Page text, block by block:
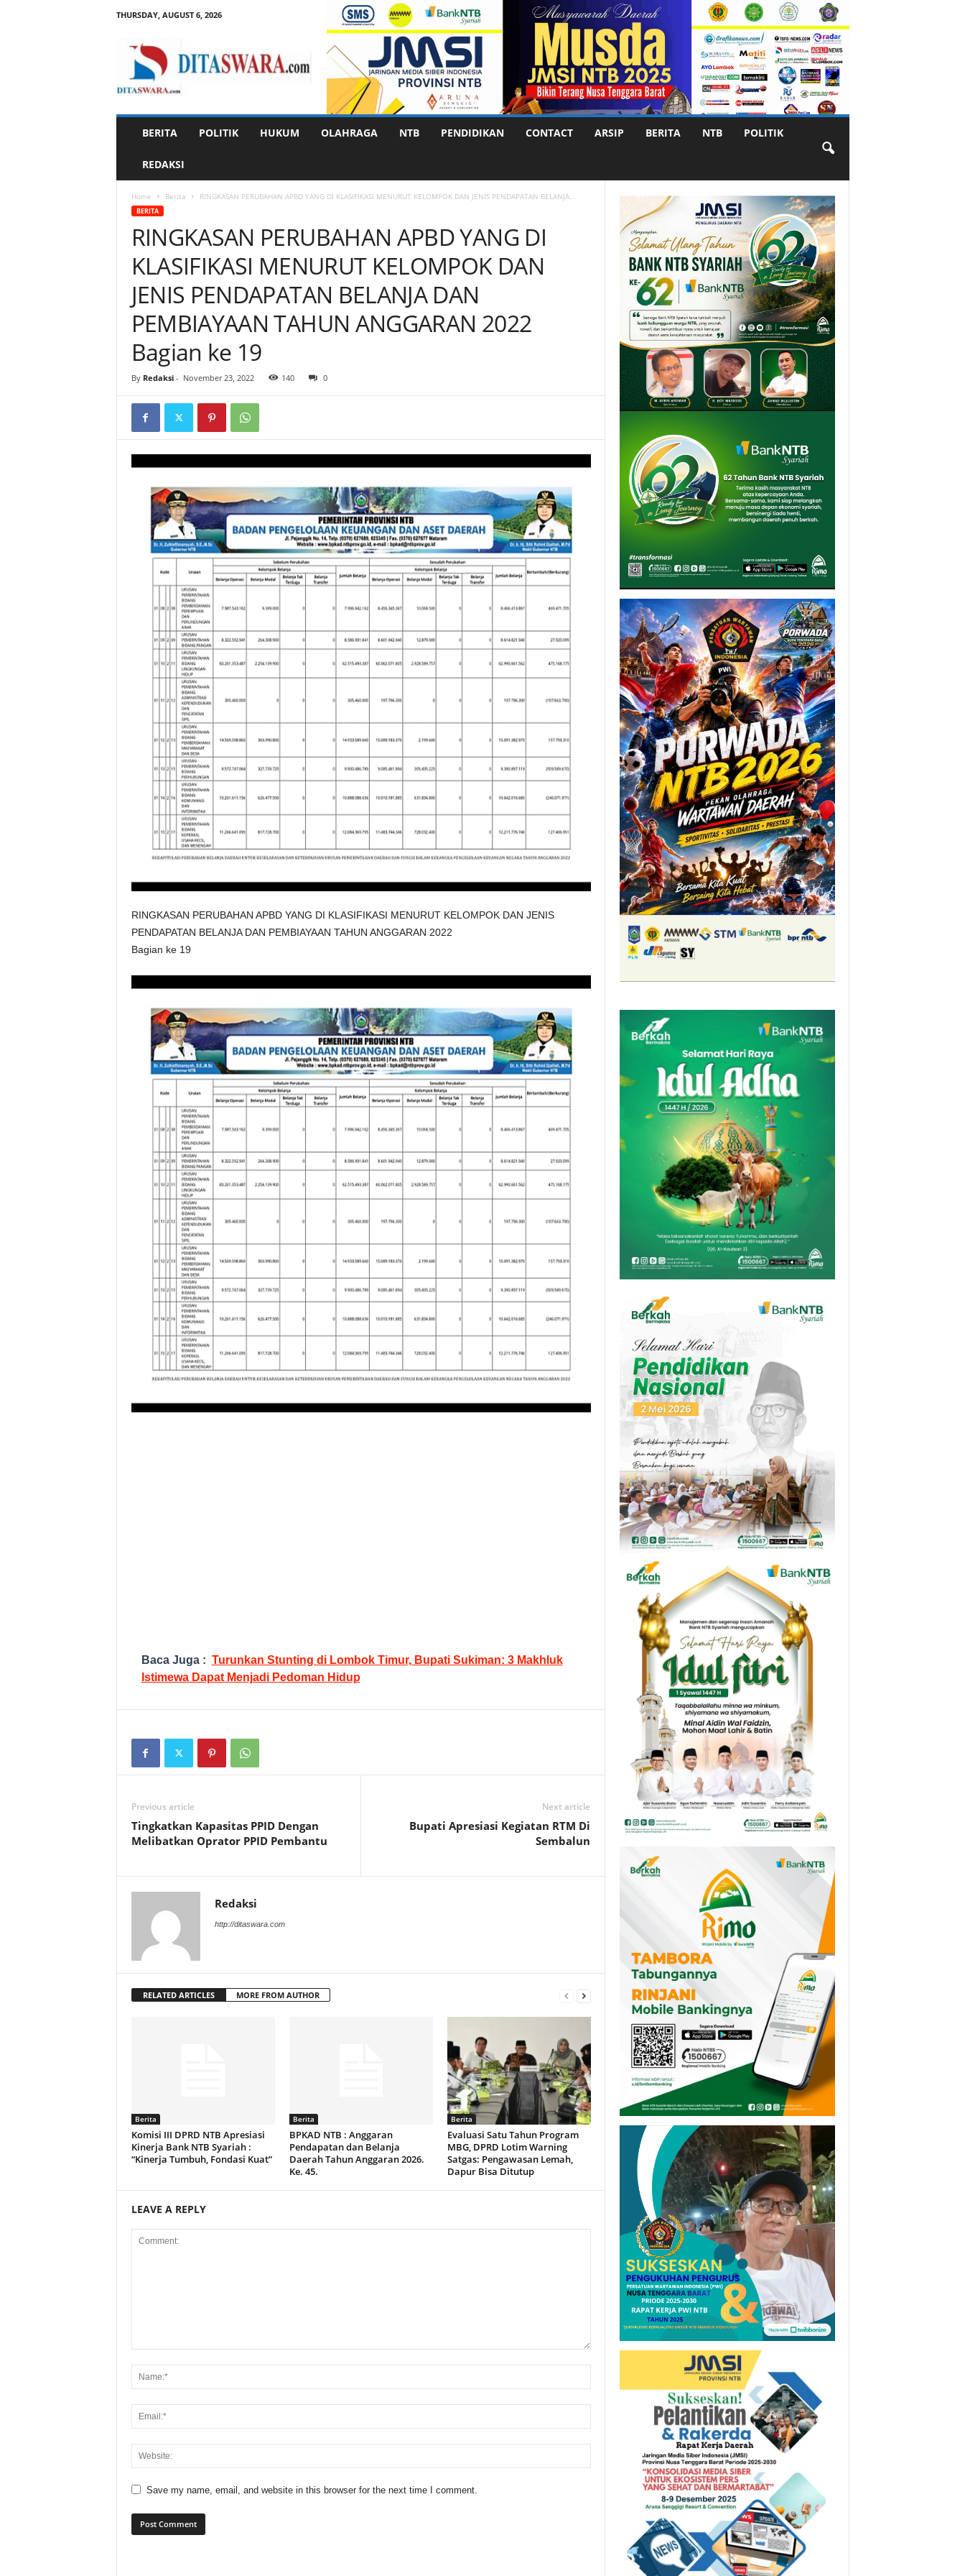
THURSDAY, AUGUST 6, 2026
s
BERITA POLITIK HUKUM OLAHRAGA NTB PENDIDIKAN CONTACT ARSIP BERITA NTB POLITIK
REDAKSI
Home Berita RINGKASAN PERUBAHAN APBD YANG DI KLASIFIKASI MENURUT KELOMPOK DAN JENIS PENDAPATAN BELANJA...
BERITA
RINGKASAN PERUBAHAN APBD YANG DI
KLASIFIKASI MENURUT KELOMPOK DAN
JENIS PENDAPATAN BELANJA DAN
PEMBIAYAAN TAHUN ANGGARAN 2022
Bagian ke 19
By Redaksi- November 23, 2022 140 0
RINGKASAN PERUBAHAN APBD YANG DI KLASIFIKASI MENURUT KELOMPOK DAN JENIS
PENDAPATAN BELANJA DAN PEMBIAYAAN TAHUN ANGGARAN 2022
Bagian ke 19
Baca Juga : Turunkan Stunting di Lombok Timur, Bupati Sukiman: 3 Makhluk
Istimewa Dapat Menjadi Pedoman Hidup
Previous article
Tingkatkan Kapasitas PPID Dengan
Melibatkan Oprator PPID Pembantu
Next article
Bupati Apresiasi Kegiatan RTM Di
Sembalun
Redaksi
http://ditaswara.com
RELATED ARTICLES MORE FROM AUTHOR
Berita
Komisi III DPRD NTB Apresiasi
Kinerja Bank NTB Syariah :
“Kinerja Tumbuh, Fondasi Kuat”
Berita
BPKAD NTB : Anggaran
Pendapatan dan Belanja
Daerah Tahun Anggaran 2026.
Ke. 45.
Berita
Evaluasi Satu Tahun Program
MBG, DPRD Lotim Warning
Satgas: Pengawasan Lemah,
Dapur Bisa Ditutup
LEAVE A REPLY
Save my name, email, and website in this browser for the next time I comment.